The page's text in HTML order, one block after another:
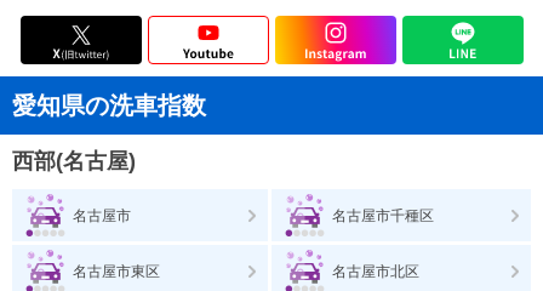
愛知県の洗車指数
西部(名古屋)
名古屋市 名古屋市千種区
名古屋市東区 名古屋市北区